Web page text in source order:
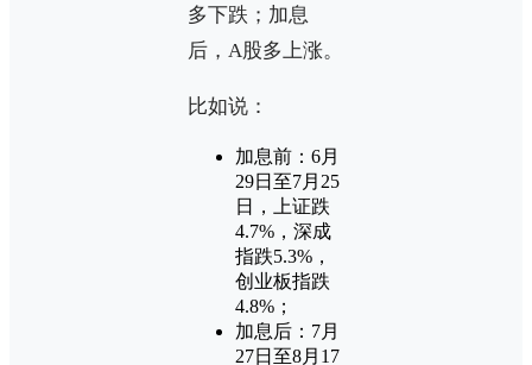
多下跌；加息
后，A股多上涨。
比如说：
加息前：6月
29日至7月25
日，上证跌
4.7%，深成
指跌5.3%，
创业板指跌
4.8%；
加息后：7月
27日至8月17